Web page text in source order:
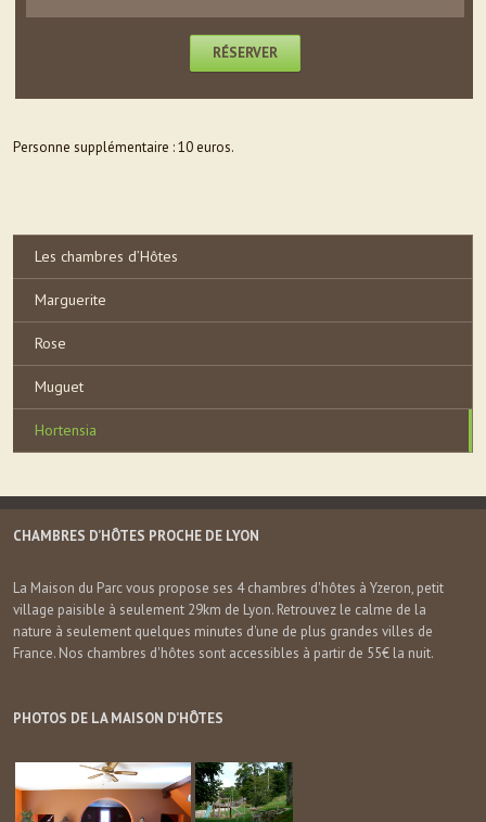
RÉSERVER
Personne supplémentaire : 10 euros.
Les chambres d’Hôtes
Marguerite
Rose
Muguet
Hortensia
CHAMBRES D’HÔTES PROCHE DE LYON
La Maison du Parc vous propose ses 4 chambres d'hôtes à Yzeron, petit
village paisible à seulement 29km de Lyon. Retrouvez le calme de la
nature à seulement quelques minutes d'une de plus grandes villes de
France. Nos chambres d'hôtes sont accessibles à partir de 55€ la nuit.
PHOTOS DE LA MAISON D’HÔTES